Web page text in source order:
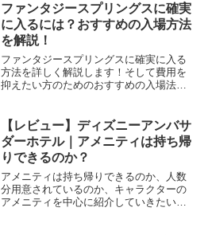
ファンタジースプリングスに確実
に入るには？おすすめの入場方法
を解説！
ファンタジースプリングスに確実に入る
方法を詳しく解説します！そして費用を
抑えたい方のためのおすすめの入場法も
【レビュー】ディズニーアンバサ
ダーホテル｜アメニティは持ち帰
りできるのか？
アメニティは持ち帰りできるのか、人数
分用意されているのか、キャラクターの
アメニティを中心に紹介していきたいと